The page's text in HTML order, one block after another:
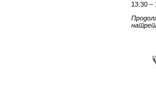
13:30 –